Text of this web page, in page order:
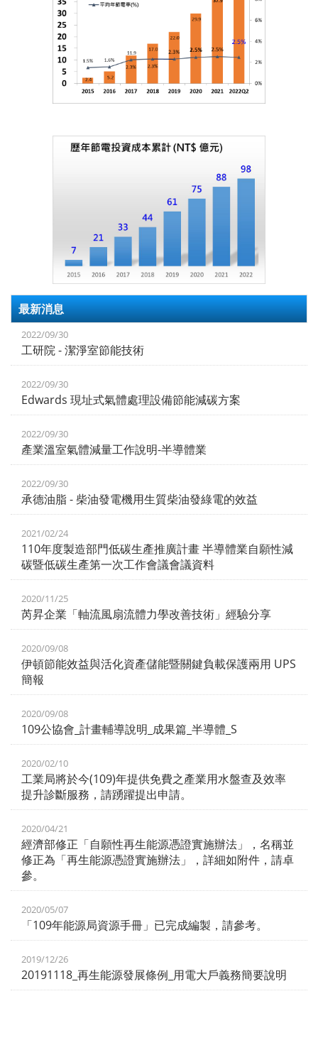
最新消息
2022/09/30
工研院 - 潔淨室節能技術
2022/09/30
Edwards 現址式氣體處理設備節能減碳方案
2022/09/30
產業溫室氣體減量工作說明-半導體業
2022/09/30
承德油脂 - 柴油發電機用生質柴油發綠電的效益
2021/02/24
110年度製造部門低碳生產推廣計畫 半導體業自願性減
碳暨低碳生產第一次工作會議會議資料
2020/11/25
芮昇企業「軸流風扇流體力學改善技術」經驗分享
2020/09/08
伊頓節能效益與活化資產儲能暨關鍵負載保護兩用 UPS
簡報
2020/09/08
109公協會_計畫輔導說明_成果篇_半導體_S
2020/02/10
工業局將於今(109)年提供免費之產業用水盤查及效率
提升診斷服務，請踴躍提出申請。
2020/04/21
經濟部修正「自願性再生能源憑證實施辦法」，名稱並
修正為「再生能源憑證實施辦法」，詳細如附件，請卓
參。
2020/05/07
「109年能源局資源手冊」已完成編製，請參考。
2019/12/26
20191118_再生能源發展條例_用電大戶義務簡要說明